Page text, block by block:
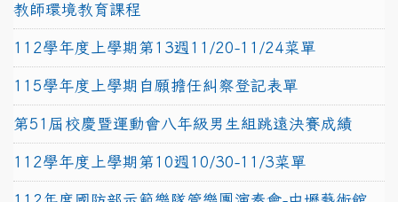
教師環境教育課程
112學年度上學期第13週11/20-11/24菜單
115學年度上學期自願擔任糾察登記表單
第51屆校慶暨運動會八年級男生組跳遠決賽成績
112學年度上學期第10週10/30-11/3菜單